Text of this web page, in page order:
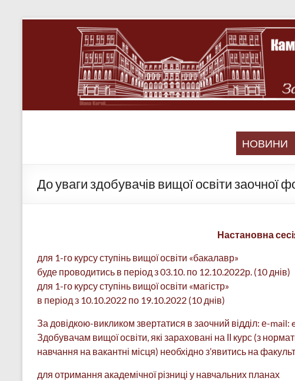
НОВИНИ
До уваги здобувачів вищої освіти заочної
Настановна
для 1-го курсу ступінь вищої освіти «бакалавр»
буде проводитись в період з 03.10. по 12.10.2022р. (10 днів)
для 1-го курсу ступінь вищої освіти «магістр»
в період з 10.10.2022 по 19.10.2022 (10 днів)
За довідкою-викликом звертатися в заочний відділ: е-mail:
Здобувачам вищої освіти, які зараховані на ІІ курс (з
навчання на вакантні місця) необхідно з’явитись на
для отримання академічної різниці у навчальних планах